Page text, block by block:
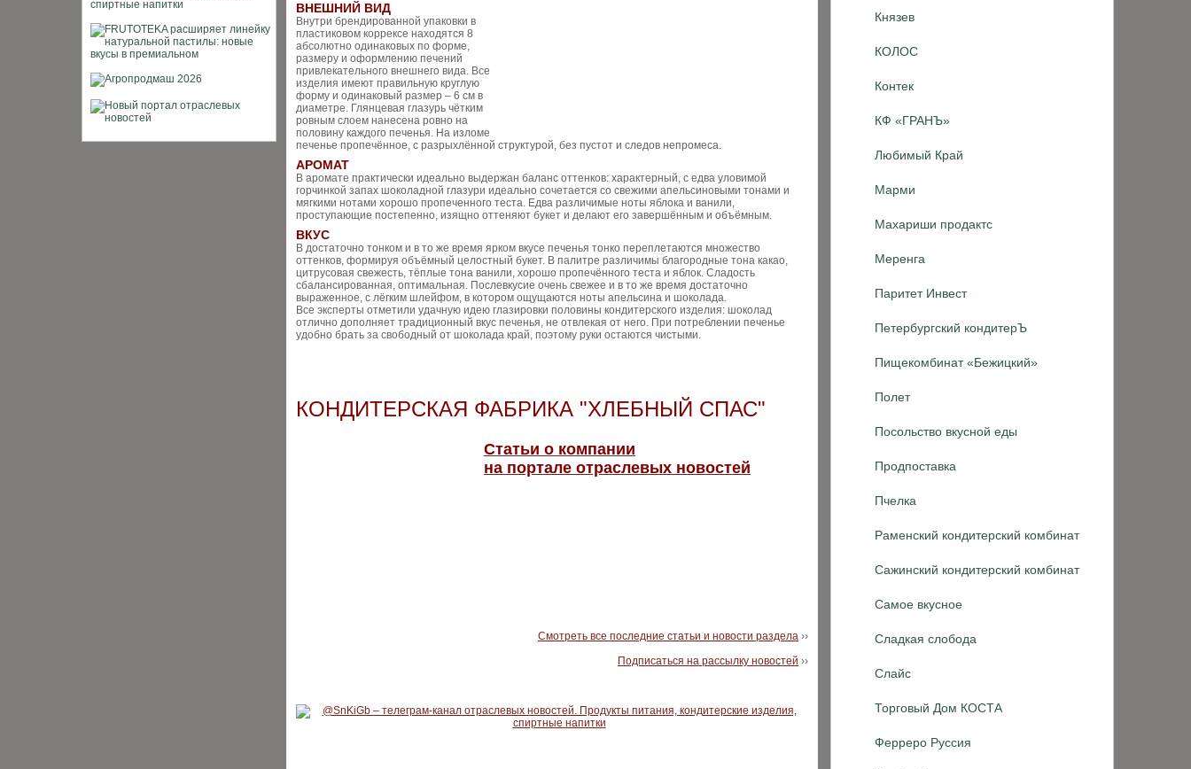
Князев
КОЛОС
Контек
КФ «ГРАНЪ»
Любимый Край
Марми
Махариши продактс
Меренга
Паритет Инвест
Петербургский кондитерЪ
Пищекомбинат «Бежицкий»
Полет
Посольство вкусной еды
Продпоставка
Пчелка
Раменский кондитерский комбинат
Сажинский кондитерский комбинат
Самое вкусное
Сладкая слобода
Слайс
Торговый Дом КОСТА
Ферреро Руссия
ВНЕШНИЙ ВИД
Внутри брендированной упаковки в
пластиковом коррексе находятся 8
абсолютно одинаковых по форме,
размеру и оформлению печений
привлекательного внешнего вида. Все
изделия имеют правильную круглую
форму и одинаковый размер – 6 см в
диаметре. Глянцевая глазурь чётким
ровным слоем нанесена ровно на
половину каждого печенья. На изломе
печенье пропечённое, с разрыхлённой структурой, без пустот и следов непромеса.
АРОМАТ
В аромате практически идеально выдержан баланс оттенков: характерный, с едва уловимой
горчинкой запах шоколадной глазури идеально сочетается со свежими апельсиновыми тонами и
мягкими нотами хорошо пропеченного теста. Едва различимые ноты яблока и ванили,
проступающие постепенно, изящно оттеняют букет и делают его завершённым и объёмным.
ВКУС
В достаточно тонком и в то же время ярком вкусе печенья тонко переплетаются множество
оттенков, формируя объёмный целостный букет. В палитре различимы благородные тона какао,
цитрусовая свежесть, тёплые тона ванили, хорошо пропечённого теста и яблок. Сладость
сбалансированная, оптимальная. Послевкусие очень свежее и в то же время достаточно
выраженное, с лёгким шлейфом, в котором ощущаются ноты апельсина и шоколада.
Все эксперты отметили удачную идею глазировки половины кондитерского изделия: шоколад
отлично дополняет традиционный вкус печенья, не отвлекая от него. При потреблении печенье
удобно брать за свободный от шоколада край, поэтому руки остаются чистыми.
КОНДИТЕРСКАЯ ФАБРИКА "ХЛЕБНЫЙ СПАС"
Статьи о компании
на портале отраслевых новостей
Смотреть все последние статьи и новости раздела ››
Подписаться на рассылку новостей ››